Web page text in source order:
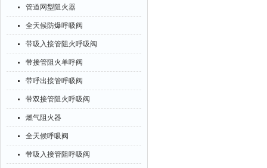
管道网型阻火器
全天候防爆呼吸阀
带吸入接管阻火呼吸阀
带接管阻火单呼阀
带呼出接管呼吸阀
带双接管阻火呼吸阀
燃气阻火器
全天候呼吸阀
带吸入接管阻呼吸阀